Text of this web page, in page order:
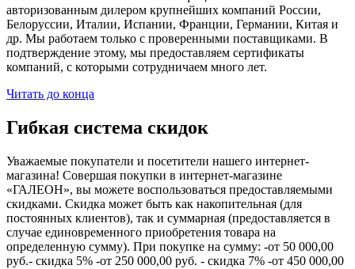
авторизованным дилером крупнейших компаний России,
Белоруссии, Италии, Испании, Франции, Германии, Китая и
др. Мы работаем только с проверенными поставщиками. В
подтверждение этому, мы предоставляем сертификаты
компаний, с которыми сотрудничаем много лет.
Читать до конца
Гибкая система скидок
Уважаемые покупатели и посетители нашего интернет-
магазина! Совершая покупки в интернет-магазине
«ГАЛЕОН», вы можете воспользоваться предоставляемыми
скидками. Скидка может быть как накопительная (для
постоянных клиентов), так и суммарная (предоставляется в
случае единовременного приобретения товара на
определенную сумму). При покупке на сумму: -от 50 000,00
руб.- скидка 5% -от 250 000,00 руб. - скидка 7% -от 450 000,00